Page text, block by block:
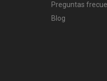
Preguntas
Blog